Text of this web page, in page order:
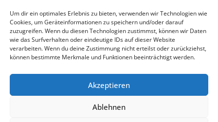
Um dir ein optimales Erlebnis zu bieten, verwenden wir Technologien wie
Cookies, um Geräteinformationen zu speichern und/oder darauf
zuzugreifen. Wenn du diesen Technologien zustimmst, können wir Daten
wie das Surfverhalten oder eindeutige IDs auf dieser Website
verarbeiten. Wenn du deine Zustimmung nicht erteilst oder zurückziehst,
können bestimmte Merkmale und Funktionen beeinträchtigt werden.
Akzeptieren
Ablehnen
Wr. Neustädter Straße 1
2733 Grünbach am Schneeberg
Öffnungszeiten Gemeindeamt:
Montag: 8.00 – 12.00 Uhr und 14.00 – 18.00 Uhr
Freitag: 8.00 – 12.00 Uhr
Email: